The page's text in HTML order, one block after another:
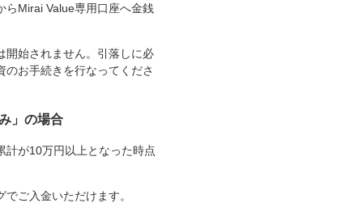
らMirai Value専用口座へ金銭
開始されません。引落しに必
お手続きを行なってくださ
」の場合
計が10万円以上となった時点
ご入金いただけます。